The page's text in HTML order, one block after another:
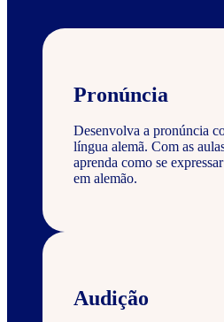
Pronúncia
Desenvolva a pronúncia
língua alemã. Com as
aprenda como se
em alemão.
Audição